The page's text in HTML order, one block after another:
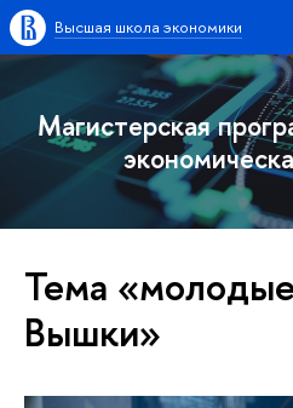
Высшая школа экономики
Магистерская
Тема
Вышки»